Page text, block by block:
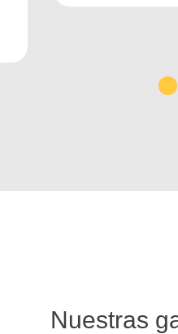
Nuestras